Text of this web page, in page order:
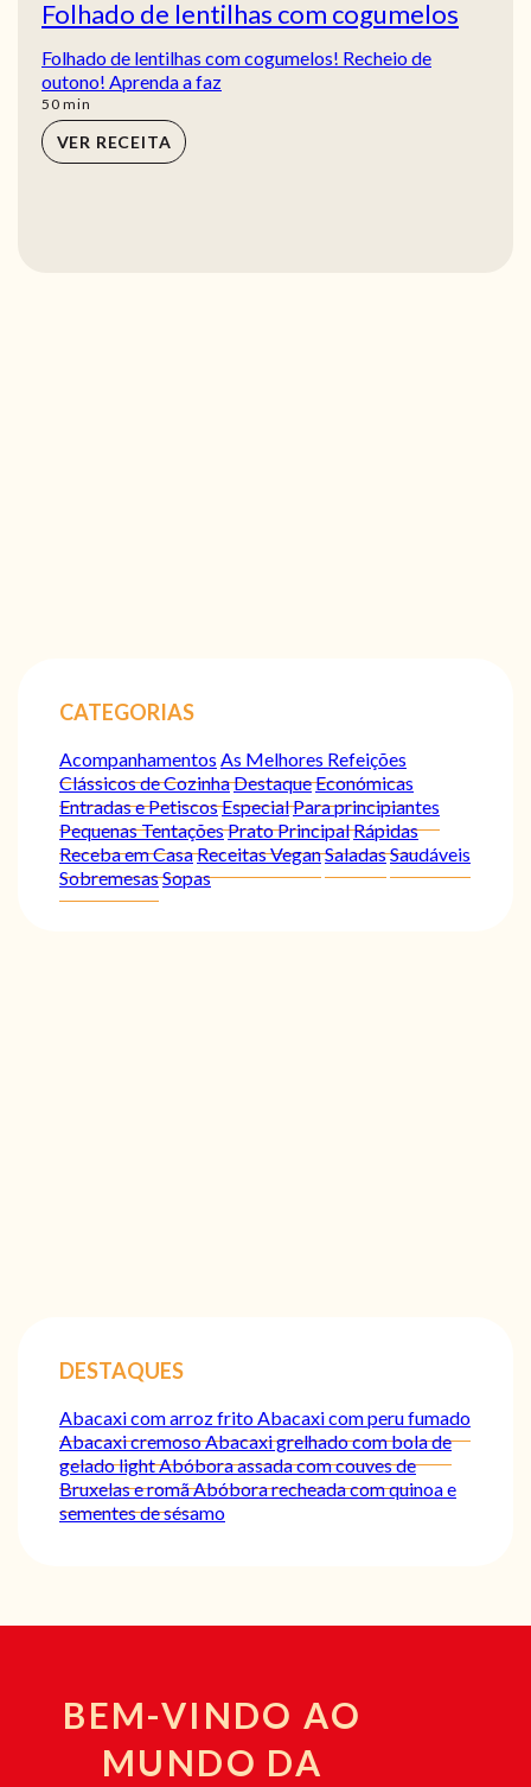
Folhado de lentilhas com cogumelos
Folhado de lentilhas com cogumelos! Recheio de
outono! Aprenda a faz
50min
min
VER RECEITA
CATEGORIAS
Acompanhamentos As Melhores Refeições
Clássicos de CozinhaDestaqueEconómicas
Entradas e PetiscosEspecialPara principiantes
Pequenas TentaçõesPrato PrincipalRápidas
Receba em CasaReceitas VeganSaladasSaudáveis
SobremesasSopas
DESTAQUES
Abacaxi com arroz fritoAbacaxi com peru fumado
Abacaxi cremosoAbacaxi grelhado com bola de
gelado lightAbóbora assada com couves de
Bruxelas e romãAbóbora recheada com quinoa e
sementes de sésamo
BEM-VINDO AO
MUNDO DA